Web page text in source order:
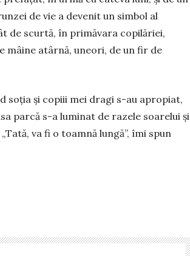
de vie a deve­nit un sim­bol al
de scurtă, în primăvara co­pilăriei,
mâine atârnă, uneori, de un fir de
soția și copiii mei dragi s-au apropiat,
par­că s-a luminat de razele soarelui și
va fi o toamnă lungă”, îmi spun